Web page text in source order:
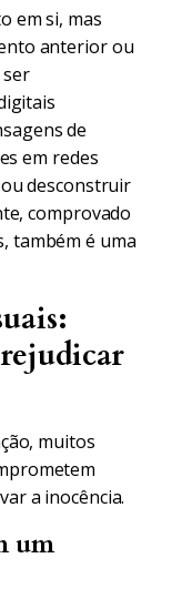
em si, mas
anterior ou
de
em redes
desconstruir
comprovado
também é uma
muitos
a inocência.
um